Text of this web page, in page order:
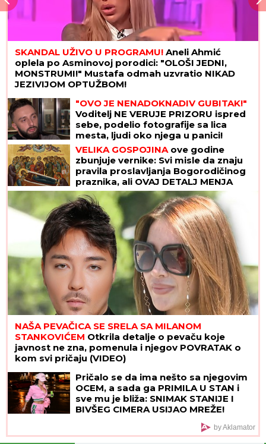
SKANDAL UŽIVO U PROGRAMU! Aneli Ahmić
oplela po Asminovoj porodici: "OLOŠI JEDNI,
MONSTRUMI!" Mustafa odmah uzvratio NIKAD
JEZIVIJOM OPTUŽBOM!
"OVO JE NENADOKNADIV GUBITAK!"
Voditelj NE VERUJE PRIZORU ispred
sebe, podelio fotografije sa lica
mesta, ljudi oko njega u panici!
(FOTO)
VELIKA GOSPOJINAove godine
zbunjuje vernike: Svi misle da znaju
pravila proslavljanja Bogorodičinog
praznika, ali OVAJ DETALJ MENJA
SVE
NAŠA PEVAČICA SE SRELA SA MILANOM
STANKOVIĆEM Otkrila detalje o pevaču koje
javnost ne zna, pomenula i njegov POVRATAK o
kom svi pričaju (VIDEO)
Pričalo se da ima nešto sa njegovim
OCEM, a sada ga PRIMILA U STAN i
sve mu je bliža: SNIMAK STANIJE I
BIVŠEG CIMERA USIJAO MREŽE!
by Aklamator